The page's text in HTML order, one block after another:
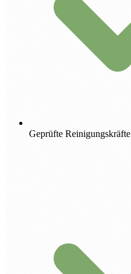
Geprüfte Reinigungskräfte